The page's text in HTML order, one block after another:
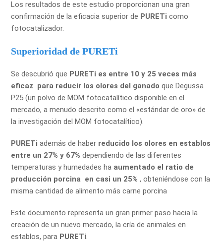
Los resultados de este estudio proporcionan una gran
confirmación de la eficacia superior de PURETi como
fotocatalizador.
Superioridad de PURETi
Se descubrió que PURETi es entre 10 y 25 veces más
eficaz para reducir los olores del ganado que Degussa
P25 (un polvo de MOM fotocatalítico disponible en el
mercado, a menudo descrito como el «estándar de oro» de
la investigación del MOM fotocatalítico).
PURETi además de haber reducido los olores en establos
entre un 27% y 67% dependiendo de las diferentes
temperaturas y humedades ha aumentado el ratio de
producción porcina en casi un 25% , obteniéndose con la
misma cantidad de alimento más carne porcina
Este documento representa un gran primer paso hacia la
creación de un nuevo mercado, la cría de animales en
establos, para PURETi.